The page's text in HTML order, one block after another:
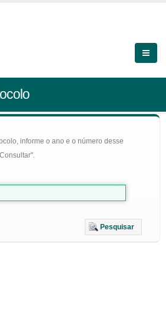
informe o ano e o número desse
Pesquisar